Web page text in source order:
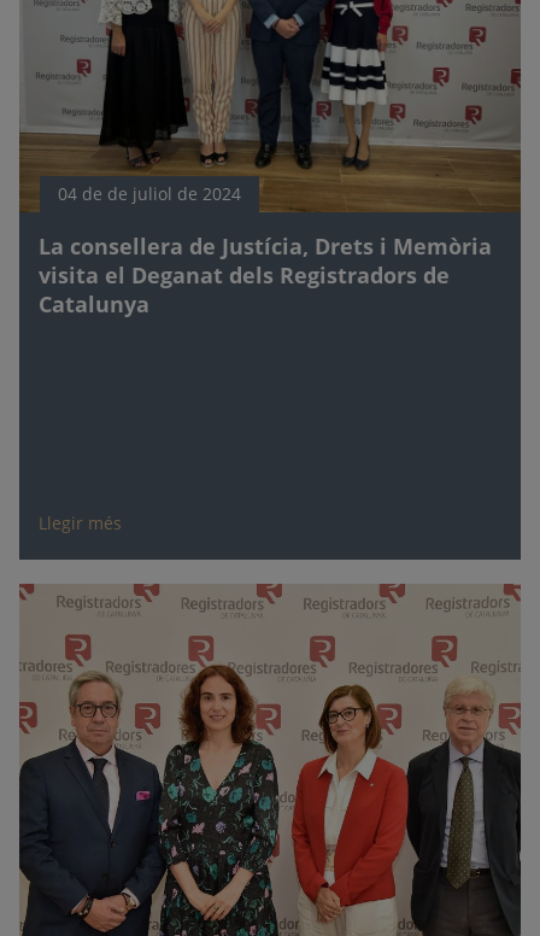
04 de de juliol de 2024
La consellera de Justícia, Drets i Memòria
visita el Deganat dels Registradors de
Catalunya
Llegir més